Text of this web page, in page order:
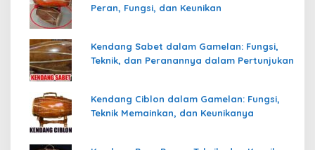
Peran, Fungsi, dan Keunikan
Kendang Sabet dalam Gamelan: Fungsi,
Teknik, dan Peranannya dalam Pertunjukan
Kendang Ciblon dalam Gamelan: Fungsi,
Teknik Memainkan, dan Keunikanya